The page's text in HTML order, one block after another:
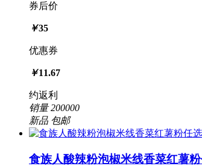
券后价
￥35
优惠券
￥11.67
约返利
销量200000
新品 包邮
食族人酸辣粉泡椒米线香菜红薯